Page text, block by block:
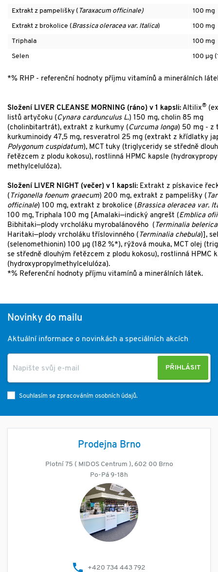
Extrakt z pampelišky ( Taraxacum officinale) 100 mg
Extrakt z brokolice (Brassica oleracea var. Italica) 100 mg
Triphala 100 mg
Selen 100 µg
*% RHP - referenční hodnoty příjmu vitamínů a minerálních
Složení LIVER CLEANSE MORNING (ráno) v 1 kapsli: Altilix®
listů artyčoku ( Cynara cardunculus L.) 150 mg, cholin 85 mg
(cholinbitartrát), extrakt z kurkumy ( Curcuma longa) 50 mg - z
kurkuminoidy 47,5 mg, resveratrol 25 mg (extrakt z křídlatky
Polygonum cuspidatum), MCT tuky (triglyceridy se středně
řetězcem z plodu kokosu), rostlinná HPMC kapsle
methylcelulóza).
Složení LIVER NIGHT (večer) v 1 kapsli: Extrakt z pískavice
( Trigonella foenum graecum) 200 mg, extrakt z pampelišky (
officinale) 100 mg, extrakt z brokolice (Brassica oleracea var.
100 mg, Triphala 100 mg [Amalaki—indický angrešt (Emblica
Bibhitaki—plody vrcholáku myrobalánového ( Terminalia belerica
Haritaki—plody vrcholáku tříslovinného ( Terminalia chebula)],
(selenomethionin) 100 µg (182 %*), rýžová mouka, MCT olej
se středně dlouhým řetězcem z plodu kokosu), rostlinná HPMC
(hydroxypropylmethylcelulóza).
*% Referenční hodnoty příjmu vitamínů a minerálních látek.
Novinky do mailu
Aktuální informace o novinkách a speciálních akcích
PŘIHLÁSIT
Souhlasím se zpracováním osobních údajů.
Prodejna Brno
Plotní 75 ( MIDOS Centrum ), 602 00 Brno
Po-Pá 9-18h
+420 734 443 792